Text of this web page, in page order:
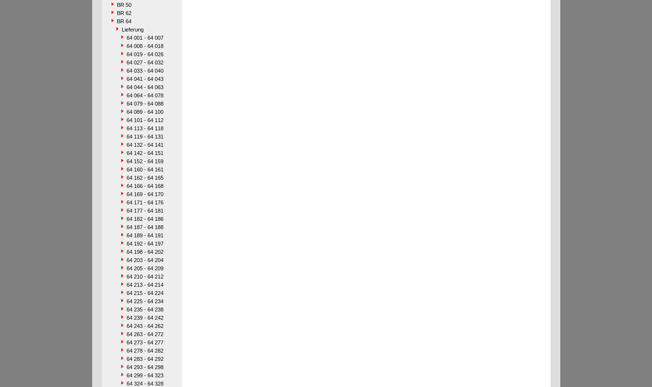
BR 50
BR 62
BR 64
Lieferung
64 001 - 64 007
64 008 - 64 018
64 019 - 64 026
64 027 - 64 032
64 033 - 64 040
64 041 - 64 043
64 044 - 64 063
64 064 - 64 078
64 079 - 64 088
64 089 - 64 100
64 101 - 64 112
64 113 - 64 118
64 119 - 64 131
64 132 - 64 141
64 142 - 64 151
64 152 - 64 159
64 160 - 64 161
64 162 - 64 165
64 166 - 64 168
64 169 - 64 170
64 171 - 64 176
64 177 - 64 181
64 182 - 64 186
64 187 - 64 188
64 189 - 64 191
64 192 - 64 197
64 198 - 64 202
64 203 - 64 204
64 205 - 64 209
64 210 - 64 212
64 213 - 64 214
64 215 - 64 224
64 225 - 64 234
64 235 - 64 238
64 239 - 64 242
64 243 - 64 262
64 263 - 64 272
64 273 - 64 277
64 278 - 64 282
64 283 - 64 292
64 293 - 64 298
64 299 - 64 323
64 324 - 64 328